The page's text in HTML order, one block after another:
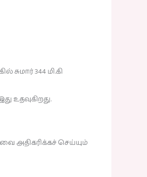
சுமார் 344 மி.கி
உதவுகிறது.
அதிகரிக்கச் செய்யும்